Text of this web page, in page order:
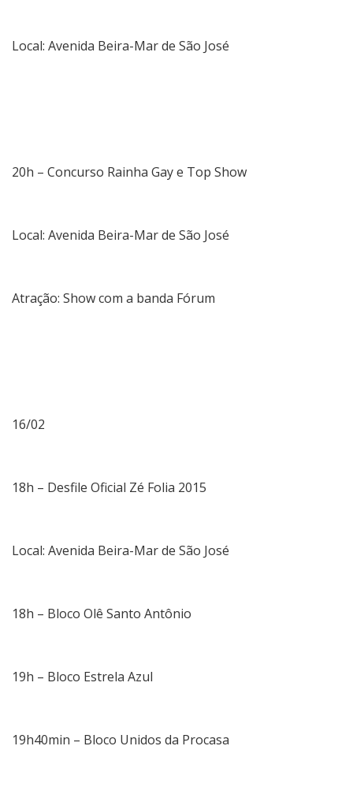
Local: Avenida Beira-Mar de São José
20h – Concurso Rainha Gay e Top Show
Local: Avenida Beira-Mar de São José
Atração: Show com a banda Fórum
16/02
18h – Desfile Oficial Zé Folia 2015
Local: Avenida Beira-Mar de São José
18h – Bloco Olê Santo Antônio
19h – Bloco Estrela Azul
19h40min – Bloco Unidos da Procasa